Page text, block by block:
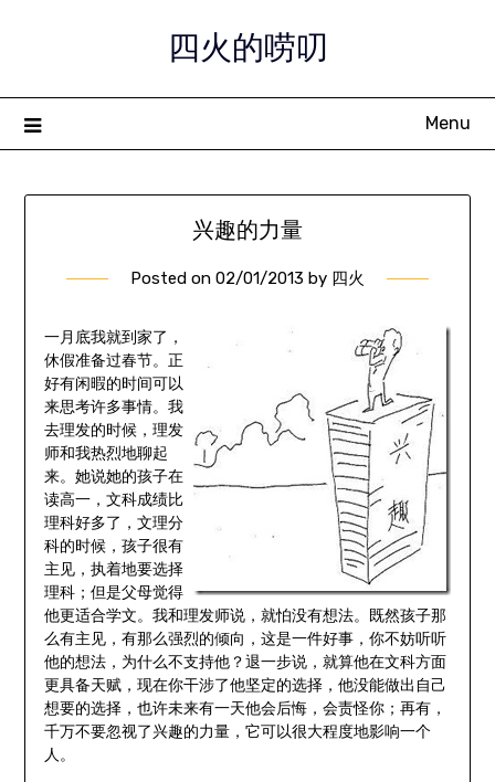
四火的唠叨
Menu
兴趣的力量
Posted on 02/01/2013 by 四火
一月底我就到家了，
休假准备过春节。正
好有闲暇的时间可以
来思考许多事情。我
去理发的时候，理发
师和我热烈地聊起
来。她说她的孩子在
读高一，文科成绩比
理科好多了，文理分
科的时候，孩子很有
主见，执着地要选择
理科；但是父母觉得
他更适合学文。我和理发师说，就怕没有想法。既然孩子那
么有主见，有那么强烈的倾向，这是一件好事，你不妨听听
他的想法，为什么不支持他？退一步说，就算他在文科方面
更具备天赋，现在你干涉了他坚定的选择，他没能做出自己
想要的选择，也许未来有一天他会后悔，会责怪你；再有，
千万不要忽视了兴趣的力量，它可以很大程度地影响一个
人。